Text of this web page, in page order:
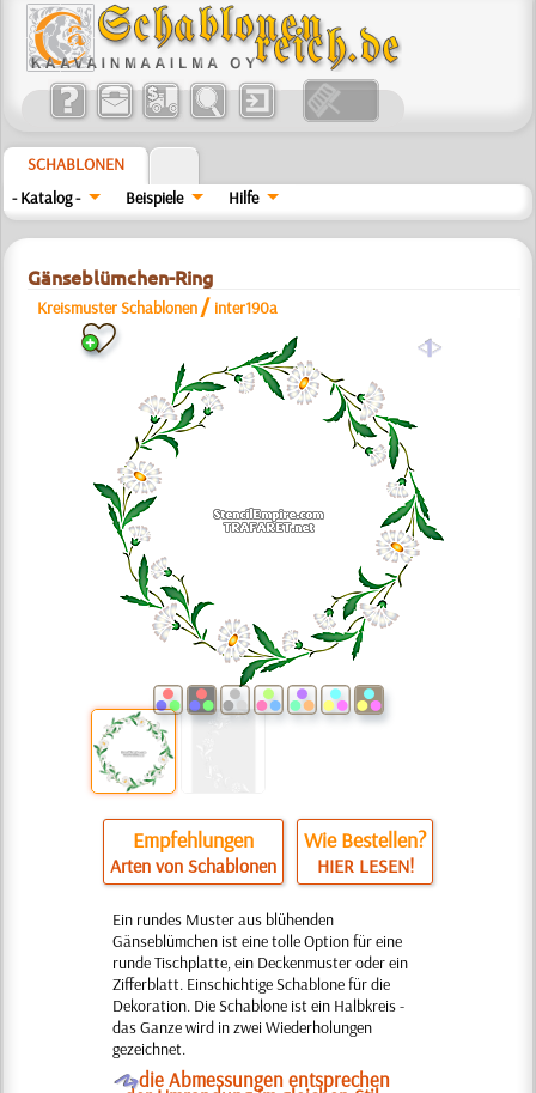
SCHABLONEN
- Katalog -
Beispiele Hilfe
Gänseblümchen-Ring
Kreismuster Schablonen / inter190a
a
Empfehlungen
Arten von Schablonen
Wie Bestellen?
HIER LESEN!
Ein rundes Muster aus blühenden
Gänseblümchen ist eine tolle Option für eine
runde Tischplatte, ein Deckenmuster oder ein
Zifferblatt. Einschichtige Schablone für die
Dekoration. Die Schablone ist ein Halbkreis -
das Ganze wird in zwei Wiederholungen
gezeichnet.
Odie Abmessungen entsprechen